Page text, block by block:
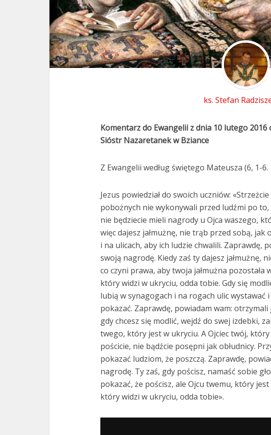
ks. Stefan
Komentarz do Ewangelii z dnia 10 lutego 2016
Sióstr Nazaretanek w Bziance
Z Ewangelii według świętego Mateusza (6, 1-6.
Jezus powiedział do swoich uczniów:
pobożnych nie wykonywali przed ludźmi po to,
nie będziecie mieli nagrody u Ojca waszego,
więc dajesz jałmużnę, nie trąb przed sobą, jak
i na ulicach, aby ich ludzie chwalili. Zaprawdę,
swoją nagrodę. Kiedy zaś ty dajesz jałmużnę,
co czyni prawa, aby twoja jałmużna pozostała
który widzi w ukryciu, odda tobie. Gdy się
lubią w synagogach i na rogach ulic wystawać
pokazać. Zaprawdę, powiadam wam:
gdy chcesz się modlić, wejdź do swej izdebki,
twego, który jest w ukryciu. A Ojciec twój,
pościcie, nie bądźcie posępni jak obłudnicy.
pokazać ludziom, że poszczą. Zaprawdę,
nagrodę. Ty zaś, gdy pościsz, namaść sobie
pokazać, że pościsz, ale Ojcu twemu, który
który widzi w ukryciu, odda tobie».